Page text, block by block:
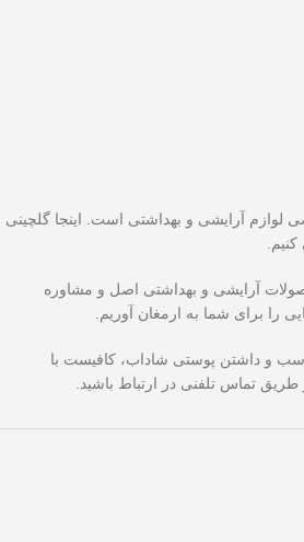
آرایشی و بهداشتی است. اینجا گلچینی
آرایشی و بهداشتی اصل و مشاوره
را برای شما به ارمغان آوریم.
و داشتن پوستی شاداب، کافیست با
تماس تلفنی در ارتباط باشید.